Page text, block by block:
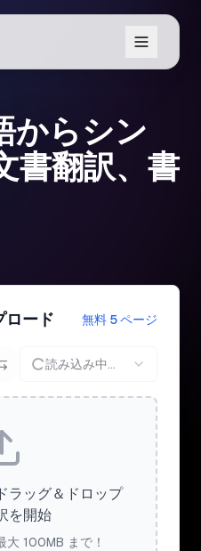
からシン
書翻訳、書
ロード 無料 5 ページ
読み込み中...
ラッグ＆ドロップ
を開始
大 100MB まで！